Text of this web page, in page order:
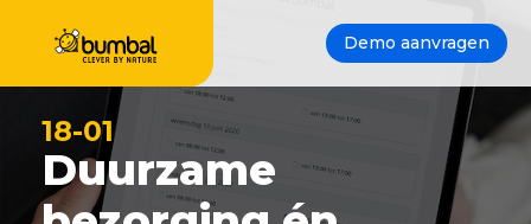
Demo aanvragen
18-01
Duurzame